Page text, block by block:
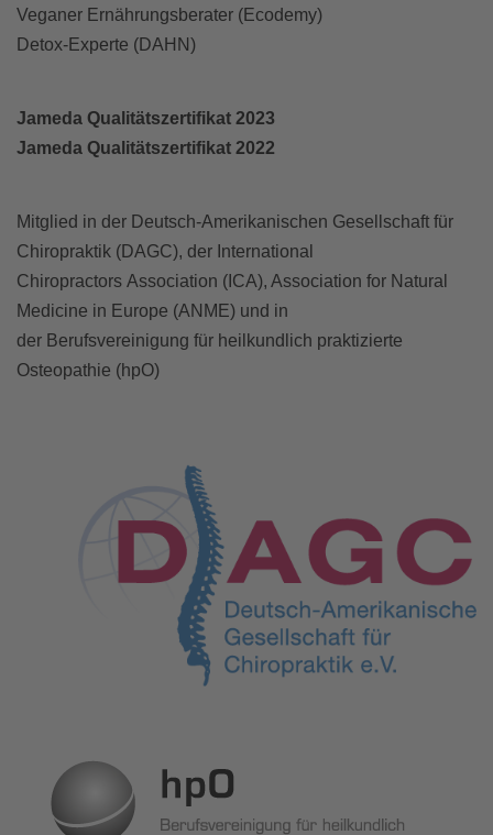
Veganer Ernährungsberater (Ecodemy)
Detox-Experte (DAHN)
Jameda Qualitätszertifikat 2023
Jameda Qualitätszertifikat 2022
Mitglied in der Deutsch-Amerikanischen Gesellschaft für
Chiropraktik (DAGC), der International
Chiropractors Association (ICA), Association for Natural
Medicine in Europe (ANME) und in
der Berufsvereinigung für heilkundlich praktizierte
Osteopathie (hpO)